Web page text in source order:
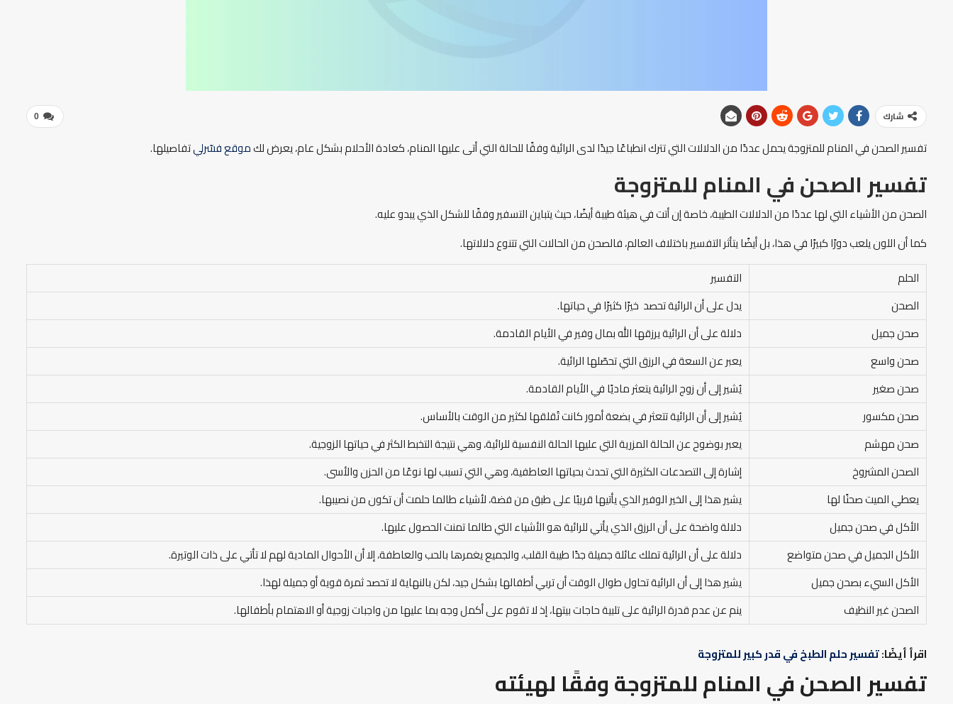
0 شارك
تفسير الصحن في المنام للمتزوجة يحمل عددًا من الدلالات التي تترك انطباعًا جيدًا لدى الرائية وفقًا للحالة التي أتى عليها المنام، كعادة الأحلام بشكل عام، يعرض لكموقع فسّرليتفاصيلها.
تفسير الصحن في المنام للمتزوجة
الصحن من الأشياء التي لها عددًا من الدلالات الطيبة، خاصة إن أتت في هيئة طيبة أيضًا، حيث يتباين التسفير وفقًا للشكل الذي يبدو عليه.
كما أن اللون يلعب دورًا كبيرًا في هذا، بل أيضًا يتأثر التفسير باختلاف العالم، فالصحن من الحالات التي تتنوع دلالاتها.
الحلم
التفسير
الصحن
يدل على أن الرائية تحصد خيرًا كثيرًا في حياتها.
صحن جميل
دلالة على أن الرائية يرزقها الله بمال وفير في الأيام القادمة.
صحن واسع
يعبر عن السعة في الرزق التي تحصّلها الرائية.
صحن صغير
يُشير إلى أن زوج الرائية يتعثر ماديًا في الأيام القادمة.
صحن مكسور
يُشير إلى أن الرائية تتعثر في بضعة أمور كانت تُقلقها لكثير من الوقت بالأساس.
صحن مهشم
يعبر بوضوح عن الحالة المزرية التي عليها الحالة النفسية للرائية، وهي نتيجة التخبط الكثر في حياتها الزوجية.
الصحن المشروخ
إشارة إلى التصدعات الكثيرة التي تحدث بحياتها العاطفية، وهي التي تسبب لها نوعًا من الحزن والأسى.
يعطي الميت صحنًا لها
يشير هذا إلى الخير الوفير الذي يأتيها قريبًا على طبق من فضة، لأشياء طالما حلمت أن تكون من نصيبها.
الأكل في صحن جميل
دلالة واضحة على أن الرزق الذي يأتي للرائية هو الأشياء التي طالما تمنت الحصول عليها.
الأكل الجميل في صحن متواضع
دلالة على أن الرائية تملك عائلة جميلة جدًا طيبة القلب، والجميع يغمرها بالحب والعاطفة، إلا أن الأحوال المادية لهم لا تأتي على ذات الوتيرة.
الأكل السيء بصحن جميل
يشير هذا إلى أن الرائية تحاول طوال الوقت أن تربي أطفالها بشكل جيد، لكن بالنهاية لا تحصد ثمرة قوية أو جميلة لهذا.
الصحن غير النظيف
ينم عن عدم قدرة الرائية على تلبية حاجات بيتها، إذ لا تقوم على أكمل وجه بما عليها من واجبات زوجية أو الاهتمام بأطفالها.
اقرأ أيضًا:تفسير حلم الطبخ في قدر كبير للمتزوجة
تفسير الصحن في المنامللمتزوجة وفقًا لهيئته